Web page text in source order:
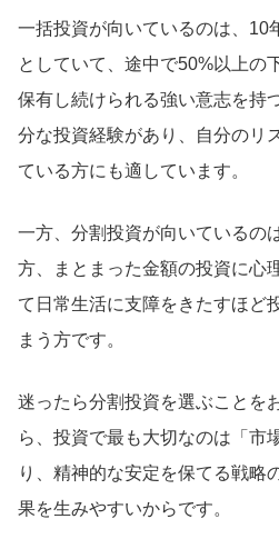
一括投資が向いているのは、10
としていて、途中で50%以上の
保有し続けられる強い意志を持
分な投資経験があり、自分のリ
ている方にも適しています。
一方、分割投資が向いているの
方、まとまった金額の投資に心
て日常生活に支障をきたすほど
まう方です。
迷ったら分割投資を選ぶことを
ら、投資で最も大切なのは「市
り、精神的な安定を保てる戦略
果を生みやすいからです。